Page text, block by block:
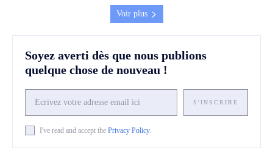
Voir plus
Soyez averti dès que nous publions
quelque chose de nouveau !
S'INSCRIRE
I've read and accept the Privacy Policy.